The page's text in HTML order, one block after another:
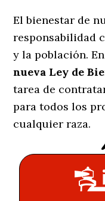
El bienestar de
responsabilidad
y la población.
nueva Ley de
tarea de
para todos los
cualquier raza.